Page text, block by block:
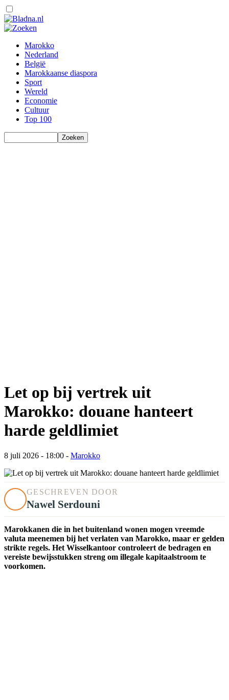
Marokko
Nederland
België
Marokkaanse diaspora
Sport
Wereld
Economie
Cultuur
Top 100
Let op bij vertrek uit
Marokko: douane hanteert
harde geldlimiet
8 juli 2026 - 18:00 - Marokko
GESCHREVEN DOOR
Nawel Serdouni
Marokkanen die in het buitenland wonen mogen vreemde
valuta meenemen bij het verlaten van Marokko, maar er gelden
strikte regels. Het Wisselkantoor controleert de bedragen en
vereiste bewijsstukken streng om illegale kapitaalstroom te
voorkomen.